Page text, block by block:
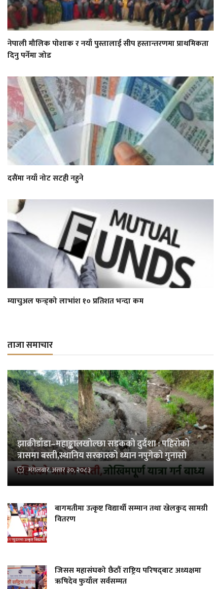
नेपाली मौलिक पोशाक र नयाँ पुस्तालाई सीप हस्तान्तरणमा प्राथमिकता
दिनु पर्नेमा जोड
दसैंमा नयाँ नोट सटही नहुने
म्याचुअल फन्ड्को लाभांश १० प्रतिशत भन्दा कम
ताजा समाचार
झाक्रीडाँडा–महाङ्कालखोल्छा सडकको दुर्दशा : पहिरोको
त्रासमा बस्ती,स्थानिय सरकारको ध्यान नपुगेको गुनासो
मंगलबार, असार ३०, २०८३
बागमतीमा उत्कृष्ट विद्यार्थी सम्मान तथा खेलकुद सामग्री
वितरण
जिसस महासंघको छैठौं राष्ट्रिय परिषद्‌बाट अध्यक्षमा
ऋषिदेव फुयाँल सर्वसम्मत